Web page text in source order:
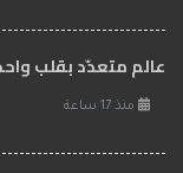
عالم متعدّد بقلب
منذ 17 ساعة